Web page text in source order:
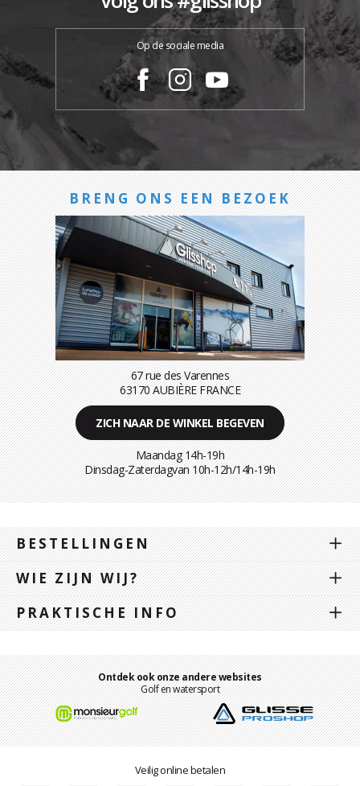
Op de sociale media
BRENG ONS EEN BEZOEK
67 rue des Varennes
63170 AUBIÈRE FRANCE
ZICH NAAR DE WINKEL BEGEVEN
Maandag 14h-19h
Dinsdag-Zaterdagvan 10h-12h/14h-19h
BESTELLINGEN
WIE ZIJN WIJ?
PRAKTISCHE INFO
Ontdek ook onze andere websites
Golf en watersport
Veilig online betalen